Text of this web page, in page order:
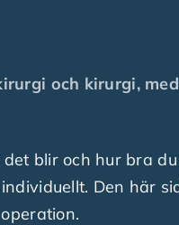
och kirurgi,
blir och hur bra
Den här